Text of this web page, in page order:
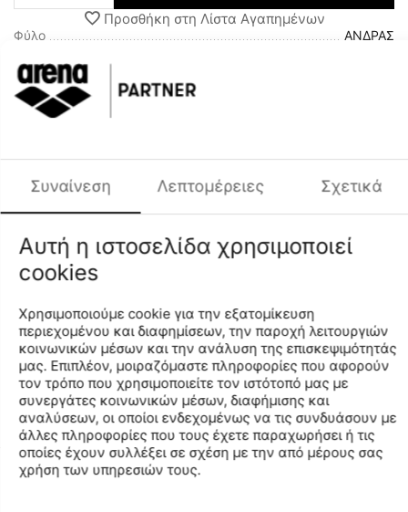
Προσθήκη στη Λίστα Αγαπημένων
Φύλο ΑΝΔΡΑΣ
Χαρακτηριστικά
Κωδικός MPN
50022-91
Κωδικός
50022
Φύλο
ΑΝΔΡΑΣ
Σύνθεση
Find similar
Διαθεσιμότητα Καταστημάτων
Ο ΛΟΓΑΡΙΑΣΜΟΣ ΜΟΥ
Συναίνεση Λεπτομέρειες Σχετικά
Αυτή η ιστοσελίδα χρησιμοποιεί
cookies
Χρησιμοποιούμε cookie για την εξατομίκευση
περιεχομένου και διαφημίσεων, την παροχή λειτουργιών
κοινωνικών μέσων και την ανάλυση της επισκεψιμότητάς
μας. Επιπλέον, μοιραζόμαστε πληροφορίες που αφορούν
τον τρόπο που χρησιμοποιείτε τον ιστότοπό μας με
συνεργάτες κοινωνικών μέσων, διαφήμισης και
αναλύσεων, οι οποίοι ενδεχομένως να τις συνδυάσουν με
άλλες πληροφορίες που τους έχετε παραχωρήσει ή τις
οποίες έχουν συλλέξει σε σχέση με την από μέρους σας
χρήση των υπηρεσιών τους.